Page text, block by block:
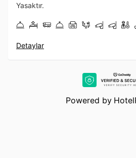
Yasaktır.
Detaylar
Powered by